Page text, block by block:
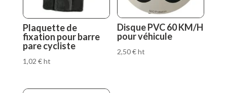
Plaquette de
fixation pour barre
pare cycliste
1,02 €ht
Disque PVC 60 KM/H
pour véhicule
2,50€ht